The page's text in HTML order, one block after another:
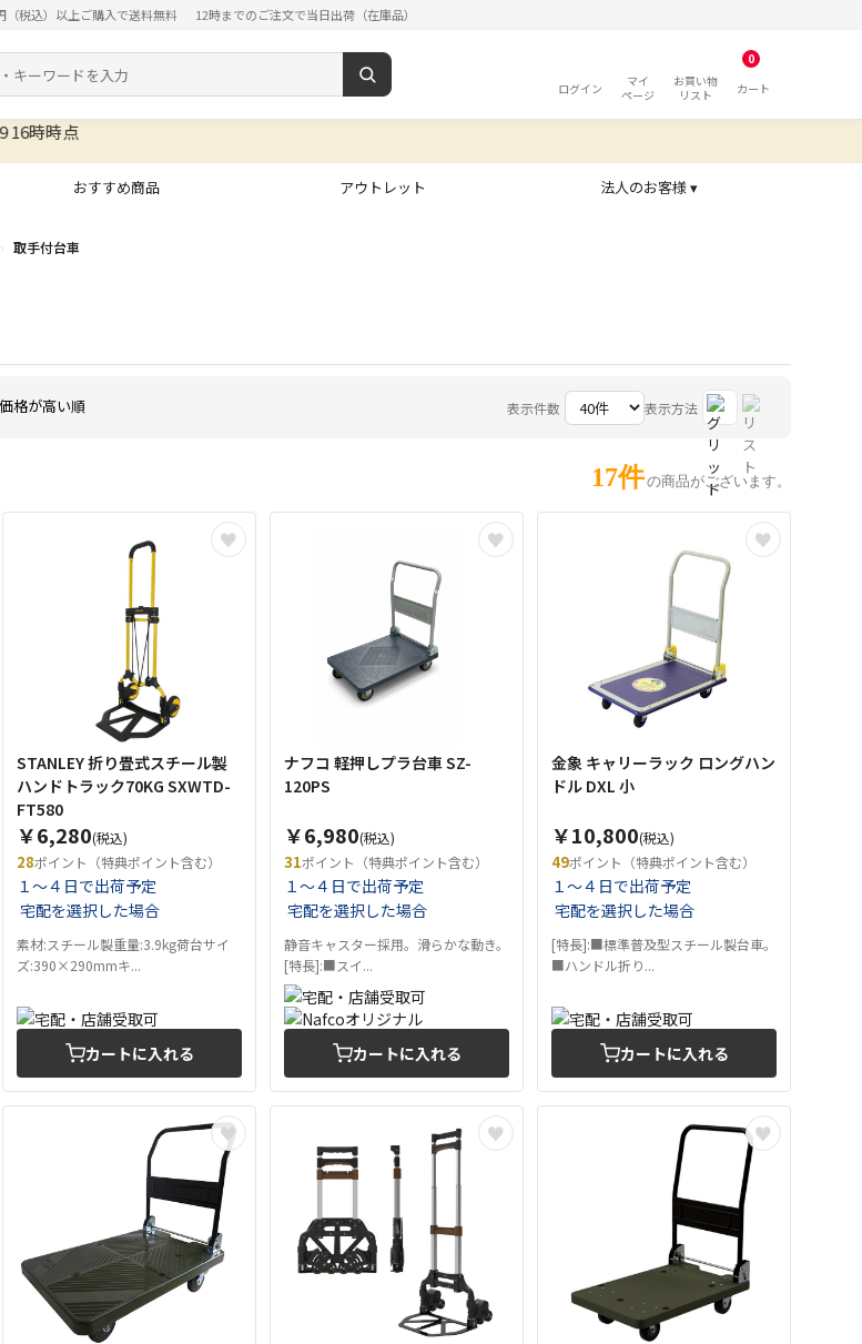
（税込）以上ご購入で送料無料 12時までのご注文で当日出荷（在庫品）
ログイン
マイ
ページ
お買い物
リスト
0
カート
おすすめ商品 アウトレット 法人のお客様 ▾
取手付台車
価格が高い順 表示件数 表示方法
17件の商品がございます。
STANLEY 折り畳式スチール製
ハンドトラック70KG SXWTD-
FT580
￥6,280(税込)
28ポイント（特典ポイント含む）
１～４日で出荷予定
宅配を選択した場合
素材:スチール製重量:3.9kg荷台サイ
ズ:390×290mmキ...
カートに入れる
ナフコ 軽押しプラ台車 SZ-
120PS
￥6,980(税込)
31ポイント（特典ポイント含む）
１～４日で出荷予定
宅配を選択した場合
静音キャスター採用。滑らかな動き。
[特長]:■スイ...
カートに入れる
金象 キャリーラック ロングハン
ドル DXL 小
￥10,800(税込)
49ポイント（特典ポイント含む）
１～４日で出荷予定
宅配を選択した場合
[特長]:■標準普及型スチール製台車。
■ハンドル折り...
カートに入れる